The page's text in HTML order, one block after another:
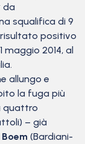
da
squalifica di 9
positivo
2014, al
allungo e
la fuga più
quattro
– già
(Bardiani-